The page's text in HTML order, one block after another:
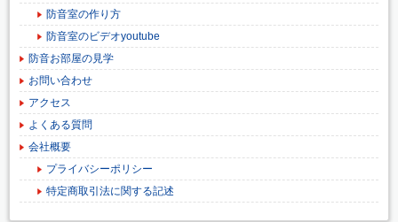
防音室の作り方
防音室のビデオyoutube
防音お部屋の見学
お問い合わせ
アクセス
よくある質問
会社概要
プライバシーポリシー
特定商取引法に関する記述